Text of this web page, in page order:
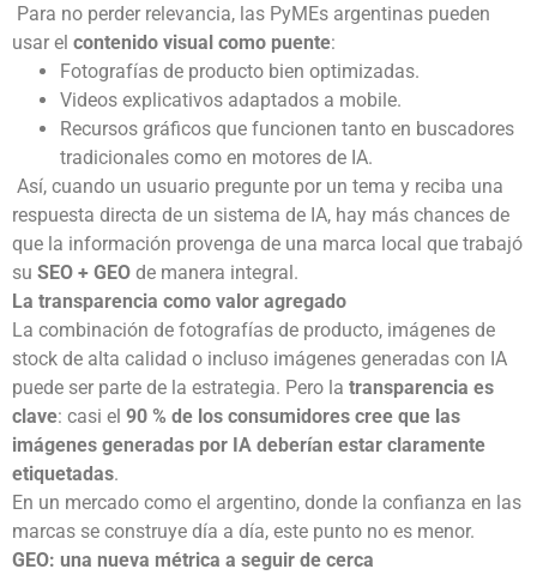
Para no perder relevancia, las PyMEs argentinas pueden
usar el contenido visual como puente:
Fotografías de producto bien optimizadas.
Videos explicativos adaptados a mobile.
Recursos gráficos que funcionen tanto en buscadores
tradicionales como en motores de IA.
Así, cuando un usuario pregunte por un tema y reciba una
respuesta directa de un sistema de IA, hay más chances de
que la información provenga de una marca local que trabajó
su SEO + GEO de manera integral.
La transparencia como valor agregado
La combinación de fotografías de producto, imágenes de
stock de alta calidad o incluso imágenes generadas con IA
puede ser parte de la estrategia. Pero la transparencia es
clave: casi el 90 % de los consumidores cree que las
imágenes generadas por IA deberían estar claramente
etiquetadas.
En un mercado como el argentino, donde la confianza en las
marcas se construye día a día, este punto no es menor.
GEO: una nueva métrica a seguir de cerca